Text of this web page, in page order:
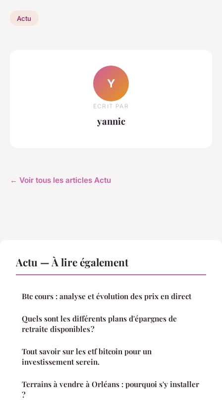
Actu
Y
ECRIT PAR
yannic
← Voir tous les articles Actu
Actu — À lire également
Btc cours : analyse et évolution des prix en direct
Quels sont les différents plans d'épargnes de
retraite disponibles ?
Tout savoir sur les etf bitcoin pour un
investissement serein.
Terrains à vendre à Orléans : pourquoi s'y installer
?